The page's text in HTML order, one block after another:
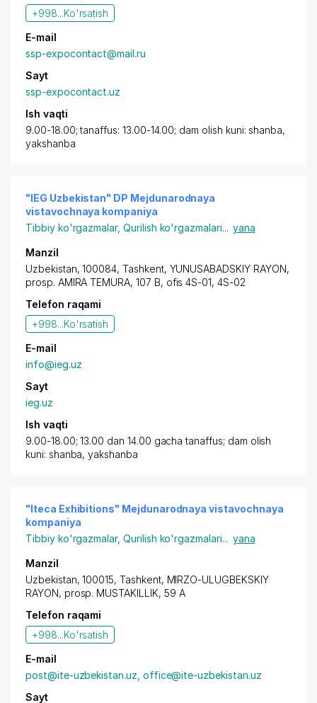
+998...Ko'rsatish
E-mail
ssp-expocontact@mail.ru
Sayt
ssp-expocontact.uz
Ish vaqti
9.00-18.00; tanaffus: 13.00-14.00; dam olish kuni: shanba,
yakshanba
"IEG Uzbekistan" DP Mejdunarodnaya
vistavochnaya kompaniya
Tibbiy ko'rgazmalar, Qurilish ko'rgazmalari... yana
Manzil
Uzbekistan, 100084, Tashkent, YUNUSABADSKIY RAYON,
prosp. AMIRA TEMURA, 107 B, ofis 4S-01, 4S-02
Telefon raqami
+998...Ko'rsatish
E-mail
info@ieg.uz
Sayt
ieg.uz
Ish vaqti
9.00-18.00; 13.00 dan 14.00 gacha tanaffus; dam olish
kuni: shanba, yakshanba
"Iteca Exhibitions" Mejdunarodnaya vistavochnaya
kompaniya
Tibbiy ko'rgazmalar, Qurilish ko'rgazmalari... yana
Manzil
Uzbekistan, 100015, Tashkent, MIRZO-ULUGBEKSKIY
RAYON, prosp. MUSTAKILLIK, 59 A
Telefon raqami
+998...Ko'rsatish
E-mail
post@ite-uzbekistan.uz, office@ite-uzbekistan.uz
Sayt